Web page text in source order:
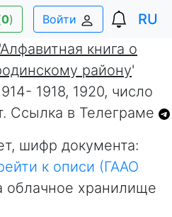
0) Войти
RU
Алфавитная книга о
району'
1918, 1920, число
Ссылка в Телеграме
шифр документа:
к описи (ГААО
облачное хранилище